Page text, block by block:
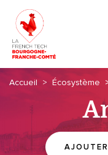
Accueil Écosystème